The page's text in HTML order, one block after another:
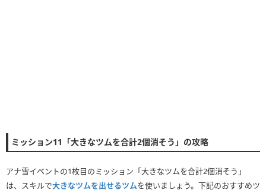
ミッション11「大きなツムを合計2個消そう」の攻略
アナ雪イベントの1枚目のミッション「大きなツムを合計2個消そう」
は、スキルで大きなツムを出せるツムを使いましょう。下記のおすすめツ